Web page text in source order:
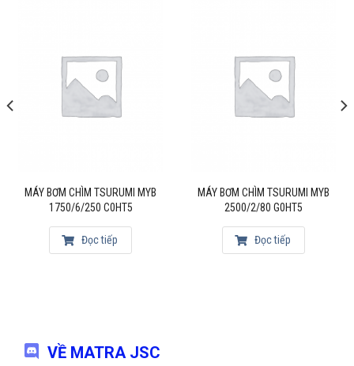
MÁY BƠM CHÌM TSURUMI MYB
1750/6/250 C0HT5
Đọc tiếp
MÁY BƠM CHÌM TSURUMI MYB
2500/2/80 G0HT5
Đọc tiếp
VỀ MATRA JSC